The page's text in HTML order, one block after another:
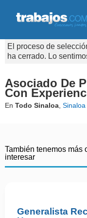
El proceso de
ha cerrado. Lo
Asociado De
Con
En Todo Sinaloa Sinaloa
También tenemos más
interesar
Generalista